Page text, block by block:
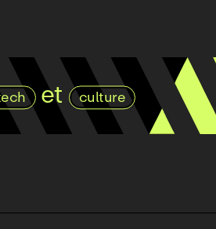
et culture